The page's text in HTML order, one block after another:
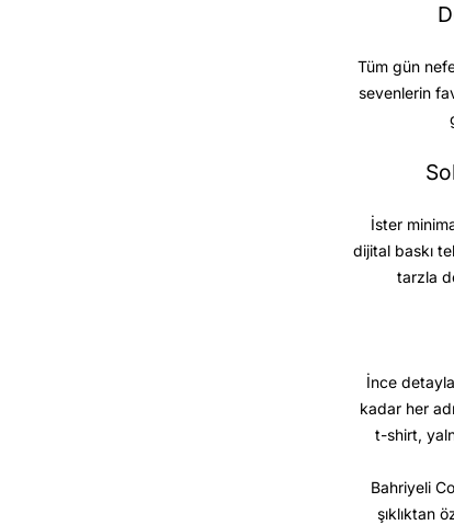
Tüm gün
sevenlerin
İster
dijital baskı
tarzla
İnce
kadar her
t-shirt,
Bahriyeli
şıklıktan